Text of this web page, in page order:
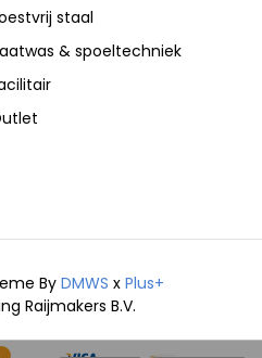
staal
& spoeltechniek
ByDMWS xPlus+
Raijmakers B.V.